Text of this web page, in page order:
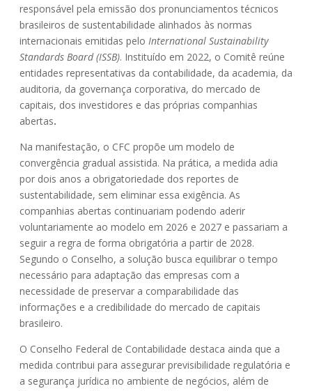
responsável pela emissão dos pronunciamentos técnicos
brasileiros de sustentabilidade alinhados às normas
internacionais emitidas pelo International Sustainability
Standards Board (ISSB). Instituído em 2022, o Comitê reúne
entidades representativas da contabilidade, da academia, da
auditoria, da governança corporativa, do mercado de
capitais, dos investidores e das próprias companhias
abertas.
Na manifestação, o CFC propõe um modelo de
convergência gradual assistida. Na prática, a medida adia
por dois anos a obrigatoriedade dos reportes de
sustentabilidade, sem eliminar essa exigência. As
companhias abertas continuariam podendo aderir
voluntariamente ao modelo em 2026 e 2027 e passariam a
seguir a regra de forma obrigatória a partir de 2028.
Segundo o Conselho, a solução busca equilibrar o tempo
necessário para adaptação das empresas com a
necessidade de preservar a comparabilidade das
informações e a credibilidade do mercado de capitais
brasileiro.
O Conselho Federal de Contabilidade destaca ainda que a
medida contribui para assegurar previsibilidade regulatória e
a segurança jurídica no ambiente de negócios, além de